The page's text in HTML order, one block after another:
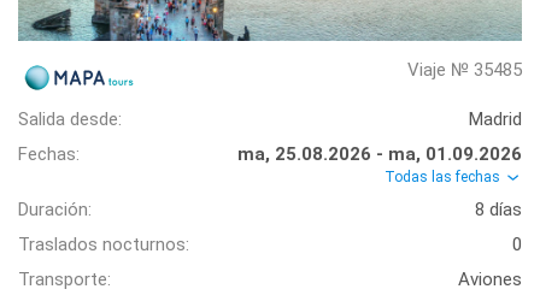
Viaje № 35485
Salida desde:
Madrid
Fechas:
ma, 25.08.2026 - ma, 01.09.2026
Todas las fechas
Duración:
8 días
Traslados nocturnos:
0
Transporte:
Aviones